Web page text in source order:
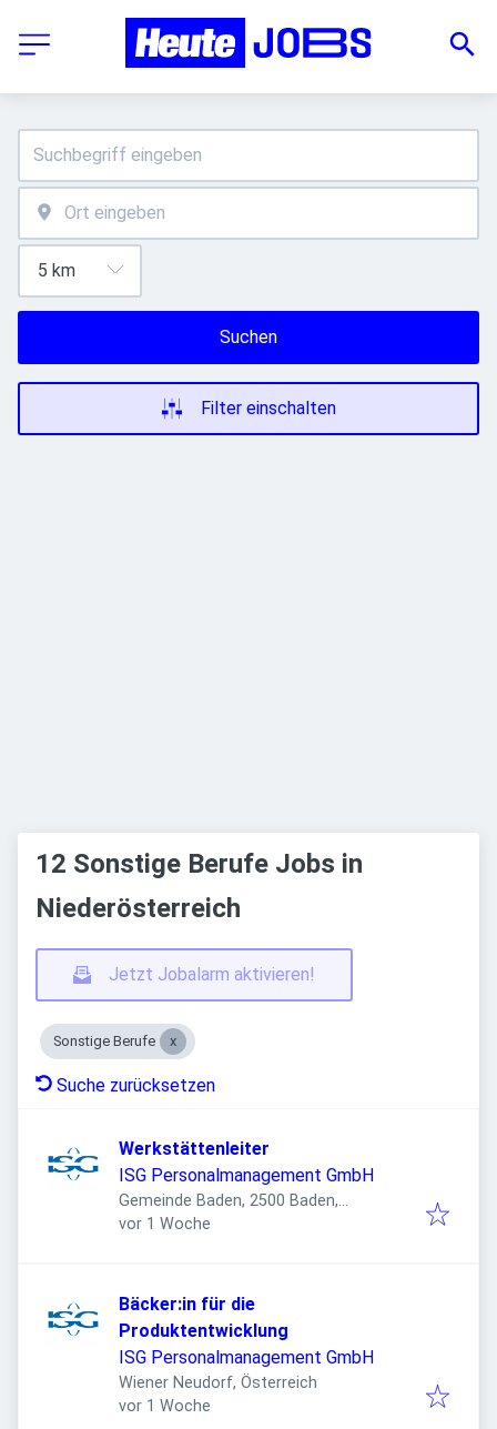
Suchen
Filter einschalten
12 Sonstige Berufe Jobs in
Niederösterreich
Jetzt Jobalarm aktivieren!
Sonstige Berufe
Suche zurücksetzen
Werkstättenleiter
ISG Personalmanagement GmbH
Gemeinde Baden, 2500 Baden,
Österreich
Veröffentlicht
vor 1 Woche
Bäcker:in für die
Produktentwicklung
ISG Personalmanagement GmbH
Wiener Neudorf, Österreich
Veröffentlicht
vor 1 Woche